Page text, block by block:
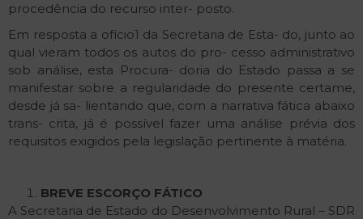
procedência do recurso inter- posto.
Em resposta a ofício1 da Secretaria de Esta- do, junto ao
qual vieram todos os autos do pro- cesso administrativo
sob análise, esta Procura- doria do Estado passa a se
manifestar sobre a regularidade do presente certame,
desde já sa- lientando que, com a narrativa fática abaixo
trans- crita, já é possível fazer uma análise prévia dos
requisitos exigidos pela legislação pertinente à matéria.
BREVE ESCORÇO FÁTICO
A Secretaria de Estado do Desenvolvimento Rural – SDR